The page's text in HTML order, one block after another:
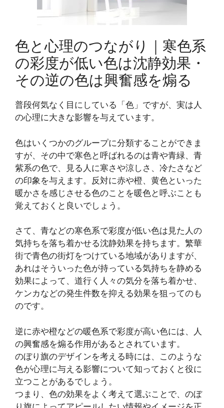
色と心理のつながり｜寒色系
の彩度が低い色は沈静効果・
その逆の色は興奮感を煽る
普段何気なく目にしている「色」ですが、実は人
の心理に大きな影響を与えています。
色はいくつかのグループに分類することができま
すが、その中で寒色と呼ばれるのは青や青緑、青
紫系の色で、見る人に寒さや涼しさ、冷たさなど
の印象を与えます。反対に赤や橙、黄色といった
暖かさを感じさせる色のことを暖色と呼ぶことも
覚えておくと良いでしょう。
さて、青などの寒色系で彩度が低い色は見た人の
気持ちを落ち着かせる沈静効果を持ちます。繁華
街で青色の街灯をつけている地域がありますが、
あれはそういった色が持っている気持ちを静める
効果によって、道行く人々の気分を落ち着かせ、
ケンカなどの発生件数を抑える効果を狙ってのも
のです。
逆に赤や橙などの暖色系で彩度が高い色には、人
の興奮感を煽る作用があるとされています。
のぼり旗のデザインを考える時には、このような
色が心理に与える影響について知っておくと役に
立つことがあるでしょう。
つまり、色の効果をよく考えて選ぶことで、のぼ